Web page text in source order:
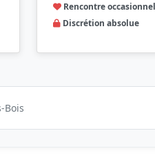
Rencontre
Discrétion absolue
Bois